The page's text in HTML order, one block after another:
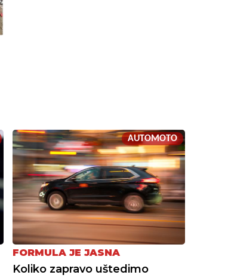
AUTOMOTO
FORMULA JE JASNA
Koliko zapravo uštedimo